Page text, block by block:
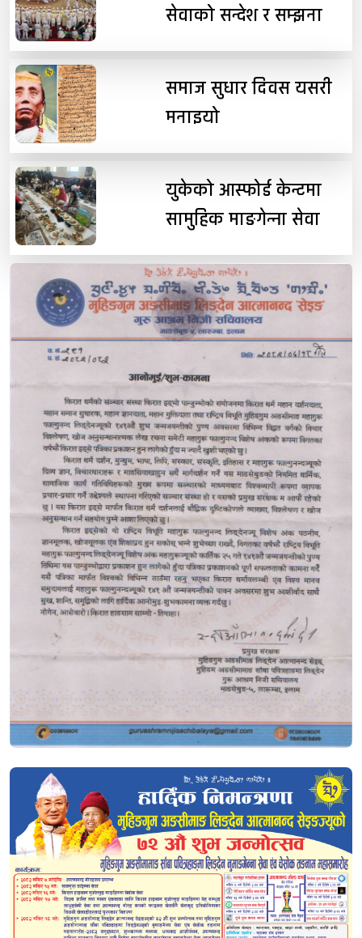
सेवाको सन्देश र सम्झना
समाज सुधार दिवस यसरी
मनाइयो
युकेको आस्फोर्ड केन्टमा
सामुहिक माङगेन्ना सेवा